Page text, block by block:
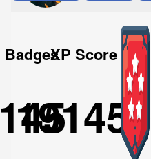
BadgesXP Score
191450